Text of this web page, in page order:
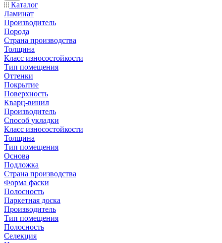
Каталог
Ламинат
Производитель
Порода
Страна производства
Толщина
Класс износостойкости
Тип помещения
Оттенки
Покрытие
Поверхность
Кварц-винил
Производитель
Способ укладки
Класс износостойкости
Толщина
Тип помещения
Основа
Подложка
Страна производства
Форма фаски
Полосность
Паркетная доска
Производитель
Тип помещения
Полосность
Селекция